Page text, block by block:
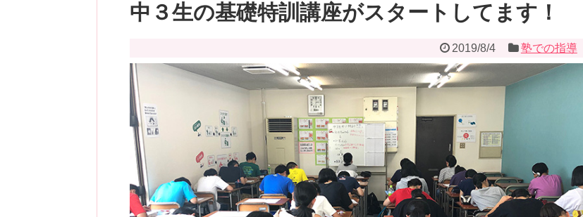
中３生の基礎特訓講座がスタートしてます！
2019/8/4 塾での指導